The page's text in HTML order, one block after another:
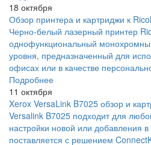
18 октября
Обзор принтера и картриджи к
Черно-белый лазерный принтер
однофункциональный
уровня, предназначенный для
офисах или в качестве
Подробнее
11 октября
Xerox VersaLink B7025 обзор и
Versalink B7025 подходит для
настройки новой или добавления
поставляется с решением